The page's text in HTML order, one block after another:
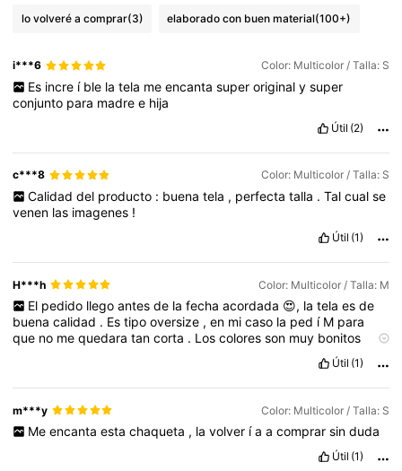
lo volveré a comprar(3) elaborado con buen material(100+)
i***6 Color: Multicolor / Talla: S
Es incre í ble la tela me encanta super original y super
conjunto para madree hija
Útil (2)
c***8 Color: Multicolor / Talla: S
Calidad del producto : buena tela , perfecta talla . Tal cual se
venen las imagenes !
Útil (1)
H***h Color: Multicolor / Talla: M
El pedido llego antes de la fecha acordada 😍, la tela es de
buenacalidad . Estipooversize ,en micaso la ped í M para
que no mequedaratancorta . Loscoloresson muy bonitos
Útil (1)
m***y Color: Multicolor / Talla: S
Me encanta esta chaqueta , la volver ía a comprar sin duda
Útil (1)